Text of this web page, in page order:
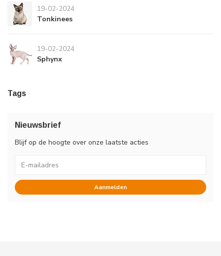
19-02-2024
Tonkinees
19-02-2024
Sphynx
Tags
Nieuwsbrief
Blijf op de hoogte over onze laatste acties
Aanmelden